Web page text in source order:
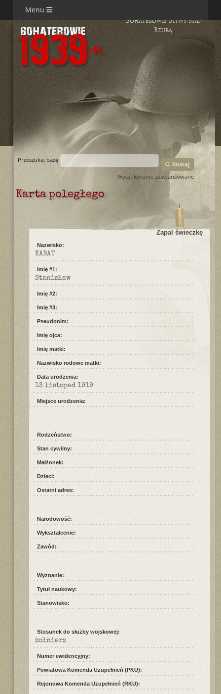
Menu
Bohaterowie Bitwy nad
Bzurą
Przeszukaj bazę
Szukaj
Wyszukiwanie zaawansowane
Karta poległego
Zapal świeczkę
Nazwisko:
KABAT
Imię #1:
Stanisław
Imię #2:
Imię #3:
Pseudonim:
Imię ojca:
Imię matki:
Nazwisko rodowe matki:
Data urodzenia:
13 listopad 1919
Miejsce urodzenia:
Rodzeństwo:
Stan cywilny:
Małżonek:
Dzieci:
Ostatni adres:
Narodowość:
Wykształcenie:
Zawód:
Wyznanie:
Tytuł naukowy:
Stanowisko:
Stosunek do służby wojskowej:
żołnierz
Numer ewidencyjny:
Powiatowa Komenda Uzupełnień (PKU):
Rejonowa Komenda Uzupełnień (RKU):